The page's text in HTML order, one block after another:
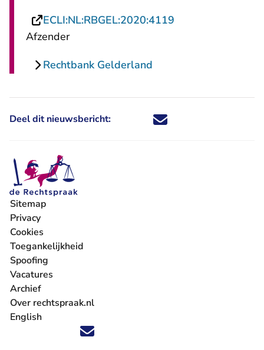
ECLI:NL:RBGEL:2020:4119
Afzender
Rechtbank Gelderland
Deel dit nieuwsbericht: Deel dit nieuwsbericht via X -
Deel dit nieuwsbericht via
Deel dit nieuwsbericht
Deel dit
Volg ons op X (Twitter) - U verlaat Rechtspraak.nl
Volg ons op Facebook - U verlaat Rechtspraak.nl
Volg ons op Instagram - U verlaat Rechtspraak.nl
Volg ons op Youtube - U verlaat Rechtspraak.nl
Volg ons op LinkedIn - U verlaat
'Blijf op de hoogte' nieuwsbrief - U verlaat
Sitemap
Privacy
Cookies
Toegankelijkheid
Spoofing
Vacatures
- U verlaat Rechtspraak.nl
Archief
Over rechtspraak.nl
English